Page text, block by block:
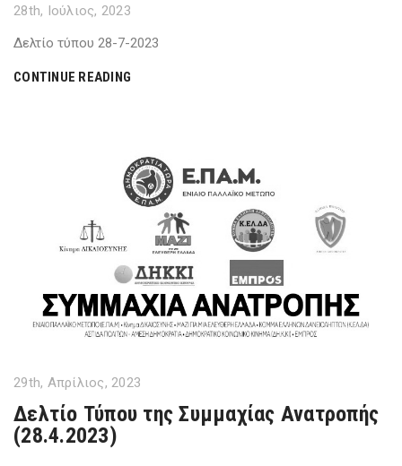
28th, Ιούλιος, 2023
Δελτίο τύπου 28-7-2023
CONTINUE READING
29th, Απρίλιος, 2023
Δελτίο Τύπου της Συμμαχίας Ανατροπής
(28.4.2023)